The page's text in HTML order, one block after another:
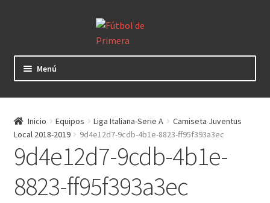
navegación
Menú
Mundial 2026
Selecciones Nacionales
Liga Alemana – Bundesliga
Liga Argentina – AFA
Inicio Equipos Liga Italiana-Serie A
Camiseta Juventus
Local 2018-2019
9d4e12d7-9cdb-4b1e-8823-ff95f393a3ec
9d4e12d7-9cdb-4b1e-
8823-ff95f393a3ec